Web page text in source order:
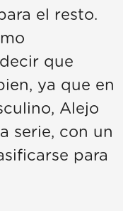
el resto.
que
ya que en
Alejo
serie, con un
para